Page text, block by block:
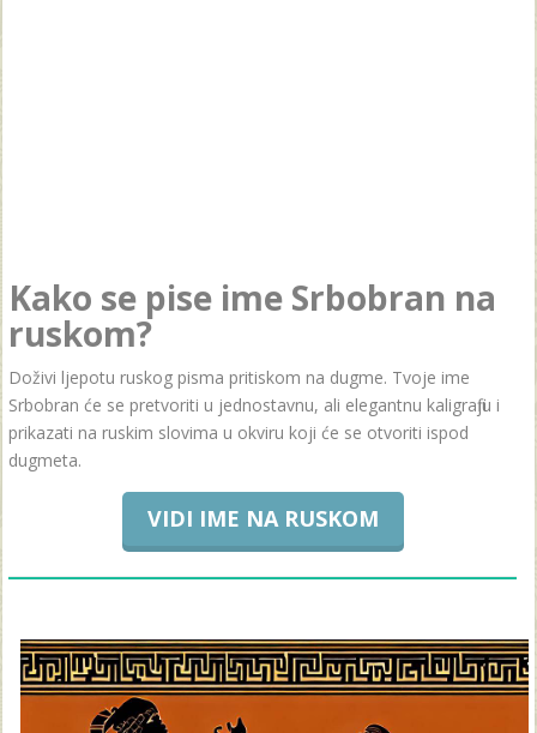
Kako se pise ime Srbobran na
ruskom?
Doživi ljepotu ruskog pisma pritiskom na dugme. Tvoje ime
Srbobran će se pretvoriti u jednostavnu, ali elegantnu kaligrafiju i
prikazati na ruskim slovima u okviru koji će se otvoriti ispod
dugmeta.
VIDI IME NA RUSKOM